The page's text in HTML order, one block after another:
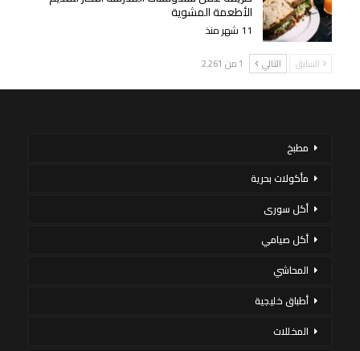
الأطعمة المشوية
11 شهر منذ
السابق التالي 1 من 2٬261
مطبخ
مأكولات بحرية
أكل سورى
أكل صيامي
المحاشي
أطباق خليجية
المخللات